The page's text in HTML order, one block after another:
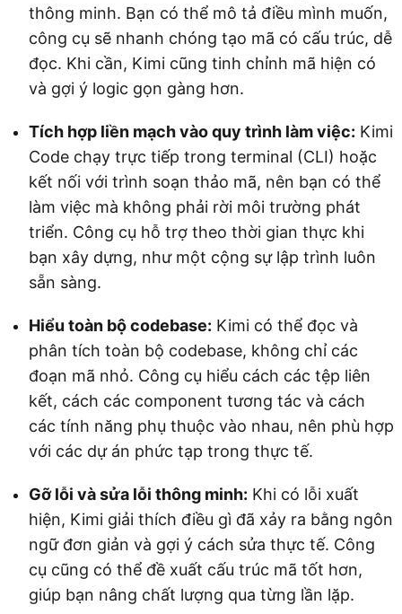
thông minh. Bạn có thể mô tả điều mình muốn,
công cụ sẽ nhanh chóng tạo mã có cấu trúc, dễ
đọc. Khi cần, Kimi cũng tinh chỉnh mã hiện có
và gợi ý logic gọn gàng hơn.
Tích hợp liền mạch vào quy trình làm việc: Kimi
Code chạy trực tiếp trong terminal (CLI) hoặc
kết nối với trình soạn thảo mã, nên bạn có thể
làm việc mà không phải rời môi trường phát
triển. Công cụ hỗ trợ theo thời gian thực khi
bạn xây dựng, như một cộng sự lập trình luôn
sẵn sàng.
Hiểu toàn bộ codebase: Kimi có thể đọc và
phân tích toàn bộ codebase, không chỉ các
đoạn mã nhỏ. Công cụ hiểu cách các tệp liên
kết, cách các component tương tác và cách
các tính năng phụ thuộc vào nhau, nên phù hợp
với các dự án phức tạp trong thực tế.
Gỡ lỗi và sửa lỗi thông minh: Khi có lỗi xuất
hiện, Kimi giải thích điều gì đã xảy ra bằng ngôn
ngữ đơn giản và gợi ý cách sửa thực tế. Công
cụ cũng có thể đề xuất cấu trúc mã tốt hơn,
giúp bạn nâng chất lượng qua từng lần lặp.